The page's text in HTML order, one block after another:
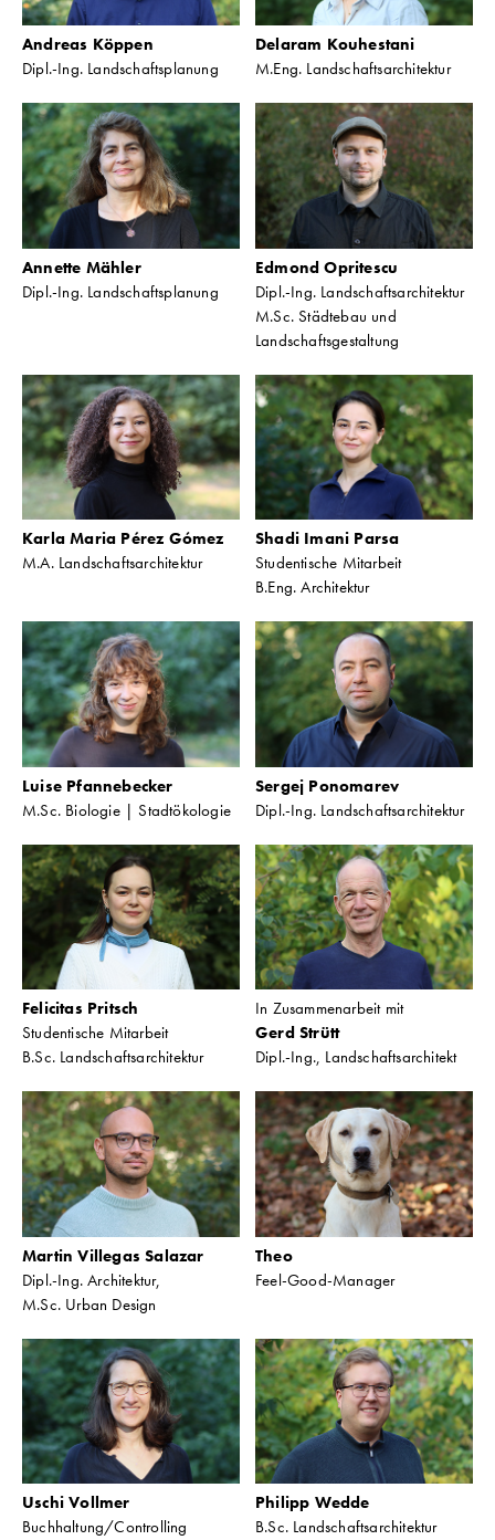
Andreas Köppen
Dipl.-Ing. Landschaftsplanung
Delaram Kouhestani
M.Eng. Landschaftsarchitektur
Annette Mähler
Dipl.-Ing. Landschaftsplanung
Edmond Opritescu
Dipl.-Ing. Landschaftsarchitektur
M.Sc. Städtebau und
Landschaftsgestaltung
Karla Maria Pérez Gómez
M.A. Landschaftsarchitektur
Shadi Imani Parsa
Studentische Mitarbeit
B.Eng. Architektur
Luise Pfannebecker
M.Sc. Biologie | Stadtökologie
Sergej Ponomarev
Dipl.-Ing. Landschaftsarchitektur
Felicitas Pritsch
Studentische Mitarbeit
B.Sc. Landschaftsarchitektur
In Zusammenarbeit mit
Gerd Strütt
Dipl.-Ing., Landschaftsarchitekt
Martin Villegas Salazar
Dipl.-Ing. Architektur,
M.Sc. Urban Design
Theo
Feel-Good-Manager
Uschi Vollmer
Buchhaltung/Controlling
Philipp Wedde
B.Sc. Landschaftsarchitektur